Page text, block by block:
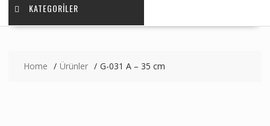
KATEGORILER
Home Ürünler G-031 A – 35 cm